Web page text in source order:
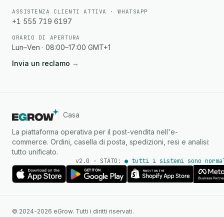
ASSISTENZA CLIENTI ATTIVA · WHATSAPP
+1 555 719 6197
ORARIO DI APERTURA
Lun–Ven · 08:00–17:00 GMT+1
Invia un reclamo →
Casa
La piattaforma operativa per il post-vendita nell'e-
commerce. Ordini, casella di posta, spedizioni, resi e analisi:
tutto unificato.
v2.0 · STATO: ● tutti i sistemi sono
© 2024-2026 eGrow. Tutti i diritti riservati.
WhatsApp